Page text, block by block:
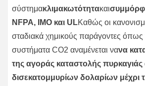
σύστημακλιμακωτότητακαι
NFPA, IMO και ULΚαθώς οι
σταδιακά χημικούς παράγοντες όπως
συστήματα CO2 αναμένεται νανα
της αγοράς καταστολής πυρκαγιάς
δισεκατομμυρίων δολαρίων μέχρι